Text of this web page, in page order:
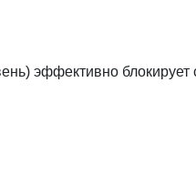
эффективно